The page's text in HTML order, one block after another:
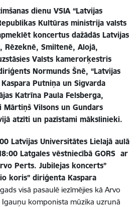
dienu VSIA “Latvijas
Kultūras ministrija valsts
koncertus dažādās Latvijas
Rēzeknē, Smiltenē, Alojā,
Valsts kamerorķestris
Normunds Šnē, “Latvijas
Putniņa un Sigvarda
Katrīna Paula Felsberga,
Vilsons un Gundars
atzīti un pazīstami mākslinieki.
Latvijas Universitātes Lielajā aulā
Latgales vēstniecībā GORS ar
Perts. Jubilejas koncerts”
koris” diriģenta Kaspara
visā pasaulē iezīmējies kā Arvo
Igauņu komponista mūzika uzrunā